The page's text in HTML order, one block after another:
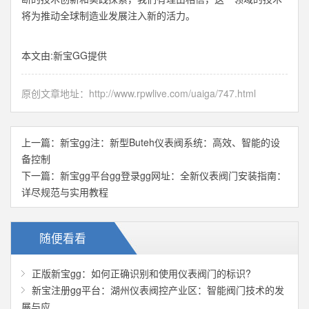
将为推动全球制造业发展注入新的活力。
本文由:新宝GG提供
原创文章地址： http://www.rpwlive.com/uaiga/747.html
上一篇： 新宝gg注：新型Buteh仪表阀系统：高效、智能的设
备控制
下一篇： 新宝gg平台gg登录gg网址：全新仪表阀门安装指南：
详尽规范与实用教程
随便看看
正版新宝gg：如何正确识别和使用仪表阀门的标识?
新宝注册gg平台：湖州仪表阀控产业区：智能阀门技术的发
展与应